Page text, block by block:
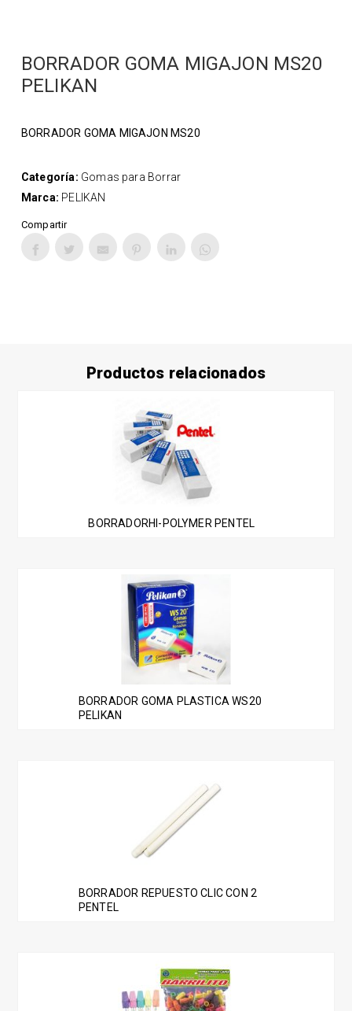
BORRADOR GOMA MIGAJON MS20
PELIKAN
BORRADOR GOMA MIGAJON MS20
Categoría: Gomas para Borrar
Marca: PELIKAN
Compartir
Productos relacionados
BORRADORHI-POLYMER PENTEL
BORRADOR GOMA PLASTICA WS20
PELIKAN
BORRADOR REPUESTO CLIC CON 2
PENTEL